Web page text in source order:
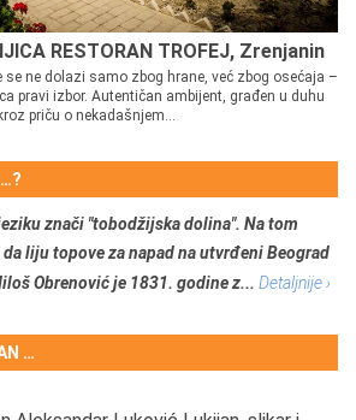
RESTORAN TROFEJ, Zrenjanin
ne dolazi samo zbog hrane, već zbog osećaja –
pravi izbor. Autentičan ambijent, građen u duhu
priču o nekadašnjem...
znači "tobodžijska dolina". Na tom
liju topove za napad na utvrđeni Beograd
Obrenović je 1831. godine z... Detaljnije ›
…